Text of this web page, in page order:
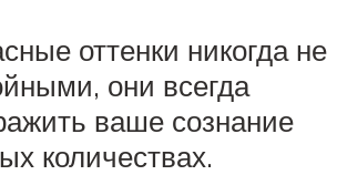
оттенки никогда не
они всегда
ваше сознание
количествах.